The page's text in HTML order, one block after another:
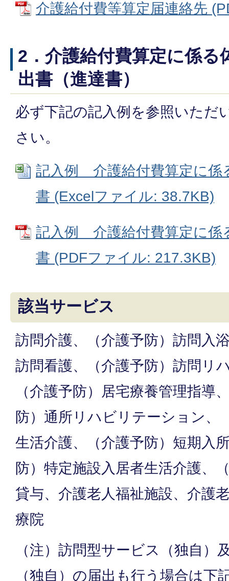
介護給付費等算定届連絡先
2．介護給付費算定に係る
出書（進達書）
必ず下記の記入例を参照いただ
さい。
記入例 介護給付費算定に係
書 (Excelファイル: 38.7KB)
記入例 介護給付費算定に係
書 (PDFファイル: 217.3KB)
該当サービス
訪問介護、（介護予防）訪問入
訪問看護、（介護予防）訪問リ
（介護予防）居宅療養管理指導
防）通所リハビリテーション、
生活介護、（介護予防）短期入
防）特定施設入居者生活介護、
貸与、介護老人福祉施設、介護
療院
（注）訪問型サービス（独自）
（独自）の届出も行う場合は下